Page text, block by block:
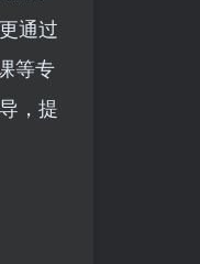
通过
等专
，提